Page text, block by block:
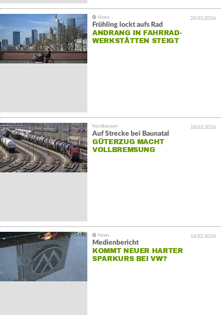
20.03.2026
Frühling lockt aufs Rad
ANDRANG IN FAHRRAD-
WERKSTÄTTEN STEIGT
18.03.2026
Auf Strecke bei Baunatal
GÜTERZUG MACHT
VOLLBREMSUNG
16.02.2026
Medienbericht
KOMMT NEUER HARTER
SPARKURS BEI VW?